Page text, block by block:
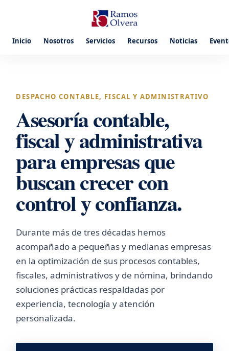
Inicio Nosotros Servicios Recursos Noticias
DESPACHO CONTABLE, FISCAL Y ADMINISTRATIVO
Asesoría contable,
fiscal y administrativa
para empresas que
buscan crecer con
control y confianza.
Durante más de tres décadas hemos
acompañado a pequeñas y medianas empresas
en la optimización de sus procesos contables,
fiscales, administrativos y de nómina, brindando
soluciones prácticas respaldadas por
experiencia, tecnología y atención
personalizada.